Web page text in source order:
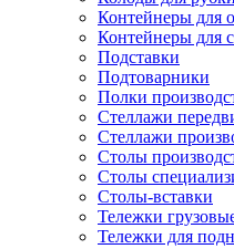
Контейнеры для
Контейнеры для
Подставки
Подтоварники
Полки
Стеллажи
Стеллажи
Столы
Столы
Столы-вставки
Тележки
Тележки для